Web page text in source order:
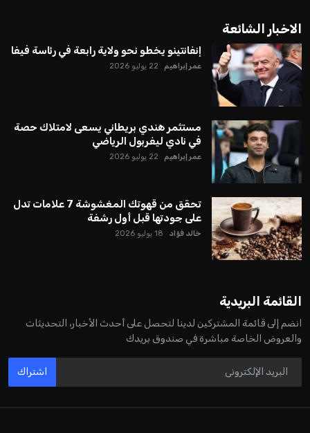
الاخبار الشائعة
إنفانتينو يخطو نحو ولاية رابعة في رئاسة فيفا
عمر إبراهيم 22 يوليو 2026
مستثمر هندي بريطاني يسعى لامتلاك حصة
في نادي ليفربول الرياضي
عمر إبراهيم 22 يوليو 2026
تحقق من قهوتك المغشوشة 7 علامات تدل
على جودتها قبل أول رشفة
خالد فؤاد 18 يوليو 2026
القائمة البريدية
انضم إلى قائمة المشتركين لدينا لتحصل على أحدث الأخبار، التحديثات
والعروض الخاصة مباشرة في صندوق بريدك
اشتراك